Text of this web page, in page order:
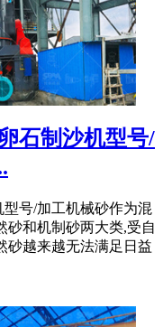
石制沙机型号/
型号/加工机械砂作为混
砂和机制砂两大类,受自
砂越来越无法满足日益